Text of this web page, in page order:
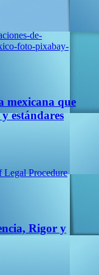
mexicana que
estándares
Rigor y